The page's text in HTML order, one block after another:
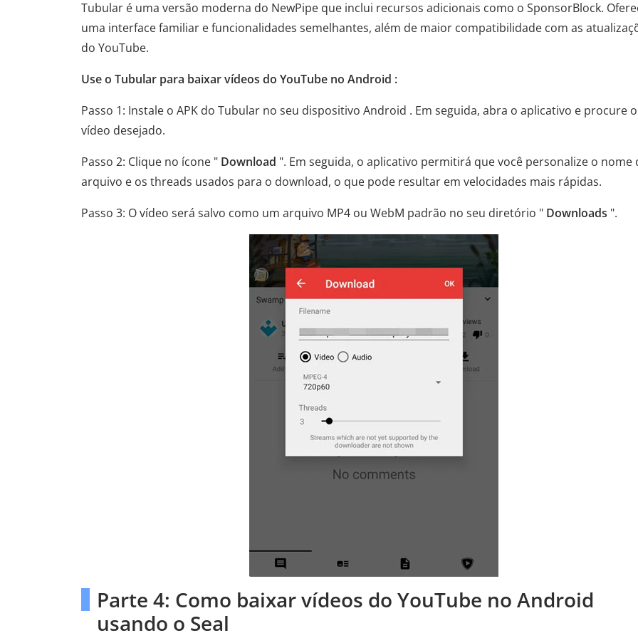
Tubular é uma versão moderna do NewPipe que inclui recursos adicionais como o SponsorBlock.
uma interface familiar e funcionalidades semelhantes, além de maior compatibilidade com as
do YouTube.
Use o Tubular para baixar vídeos do YouTube no Android :
Passo 1: Instale o APK do Tubular no seu dispositivo Android . Em seguida, abra o aplicativo e procure o
vídeo desejado.
Passo 2: Clique no ícone " Download ". Em seguida, o aplicativo permitirá que você personalize o nome
arquivo e os threads usados ​​para o download, o que pode resultar em velocidades mais rápidas.
Passo 3: O vídeo será salvo como um arquivo MP4 ou WebM padrão no seu diretório " Downloads ".
Parte 4: Como baixar vídeos do YouTube no Android
usando o Seal